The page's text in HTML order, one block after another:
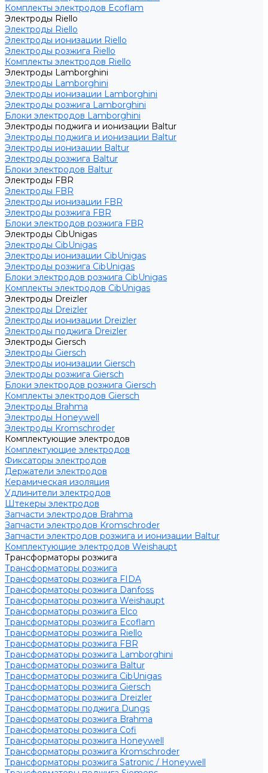
Комплекты электродов Ecoflam
Электроды Riello
Электроды Riello
Электроды ионизации Riello
Электроды розжига Riello
Комплекты электродов Riello
Электроды Lamborghini
Электроды Lamborghini
Электроды ионизации Lamborghini
Электроды розжига Lamborghini
Блоки электродов Lamborghini
Электроды поджига и ионизации Baltur
Электроды поджига и ионизации Baltur
Электроды ионизации Baltur
Электроды розжига Baltur
Блоки электродов Baltur
Электроды FBR
Электроды FBR
Электроды ионизации FBR
Электроды розжига FBR
Блоки электродов розжига FBR
Электроды CibUnigas
Электроды CibUnigas
Электроды ионизации CibUnigas
Электроды розжига CibUnigas
Блоки электродов розжига CibUnigas
Комплекты электродов CibUnigas
Электроды Dreizler
Электроды Dreizler
Электроды ионизации Dreizler
Электроды поджига Dreizler
Электроды Giersch
Электроды Giersch
Электроды ионизации Giersch
Электроды розжига Giersch
Блоки электродов розжига Giersch
Комплекты электродов Giersch
Электроды Brahma
Электроды Honeywell
Электроды Kromschroder
Комплектующие электродов
Комплектующие электродов
Фиксаторы электродов
Держатели электродов
Керамическая изоляция
Удлинители электродов
Штекеры электродов
Запчасти электродов Brahma
Запчасти электродов Kromschroder
Запчасти электродов розжига и ионизации Baltur
Комплектующие электродов Weishaupt
Трансформаторы розжига
Трансформаторы розжига
Трансформаторы розжига FIDA
Трансформаторы розжига Danfoss
Трансформаторы розжига Weishaupt
Трансформаторы розжига Elco
Трансформаторы розжига Ecoflam
Трансформаторы розжига Riello
Трансформаторы розжига FBR
Трансформаторы розжига Lamborghini
Трансформаторы розжига Baltur
Трансформаторы розжига CibUnigas
Трансформаторы розжига Giersch
Трансформаторы розжига Dreizler
Трансформаторы поджига Dungs
Трансформаторы розжига Brahma
Трансформаторы розжига Cofi
Трансформаторы розжига Honeywell
Трансформаторы розжига Kromschroder
Трансформаторы розжига Satronic / Honeywell